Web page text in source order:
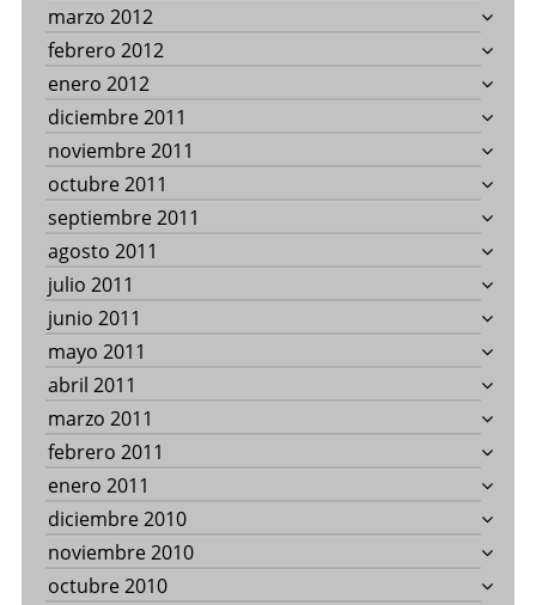
marzo 2012
febrero 2012
enero 2012
diciembre 2011
noviembre 2011
octubre 2011
septiembre 2011
agosto 2011
julio 2011
junio 2011
mayo 2011
abril 2011
marzo 2011
febrero 2011
enero 2011
diciembre 2010
noviembre 2010
octubre 2010